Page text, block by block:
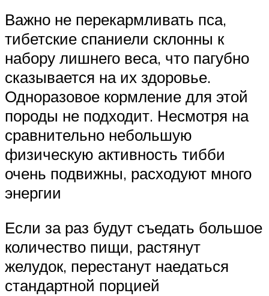
Важно не перекармливать пса,
тибетские спаниели склонны к
набору лишнего веса, что пагубно
сказывается на их здоровье.
Одноразовое кормление для этой
породы не подходит. Несмотря на
сравнительно небольшую
физическую активность тибби
очень подвижны, расходуют много
энергии
Если за раз будут съедать большое
количество пищи, растянут
желудок, перестанут наедаться
стандартной порцией